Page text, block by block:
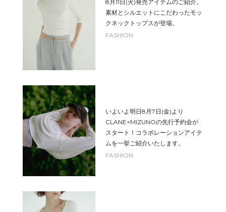
8月11日(火)発売アイテムのご紹介。
素材とシルエットにこだわったモッ
クネックトップスが登場。
FASHION
いよいよ明日8月7日(金)より
CLANE×MIZUNOの先行予約会が
スタート！コラボレーションアイテ
ムを一挙ご紹介いたします。
FASHION